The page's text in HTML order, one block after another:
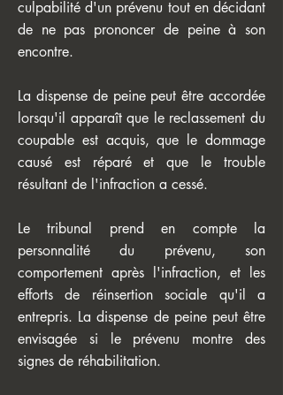
culpabilité d'un prévenu tout en décidant
de ne pas prononcer de peine à son
encontre.
La dispense de peine peut être accordée
lorsqu'il apparaît que le reclassement du
coupable est acquis, que le dommage
causé est réparé et que le trouble
résultant de l'infraction a cessé.
Le tribunal prend en compte la
personnalité du prévenu, son
comportement après l'infraction, et les
efforts de réinsertion sociale qu'il a
entrepris. La dispense de peine peut être
envisagée si le prévenu montre des
signes de réhabilitation.